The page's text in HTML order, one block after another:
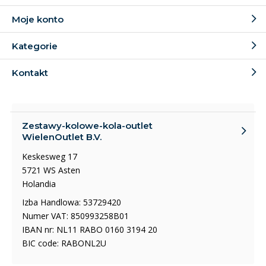
Różnica między kołami stałymi,
skrętnymi i hamowanymi
Zestawy kołowe stałe
górną
Zestawy kołowe obrotowe mogą obracać się we
wszystkich kierunkach. Płyta górna z 4 otworami na
śruby służy do mocowania zestawu kołowego
skrętnego.
Moje konto
Kategorie
Kontakt
Zestawy-kolowe-kola-outlet
WielenOutlet B.V.
Keskesweg 17
5721 WS Asten
Holandia
Izba Handlowa: 53729420
Numer VAT: 850993258B01
IBAN nr: NL11 RABO 0160 3194 20
BIC code: RABONL2U